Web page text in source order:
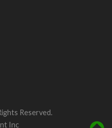
Reserved.
Inc